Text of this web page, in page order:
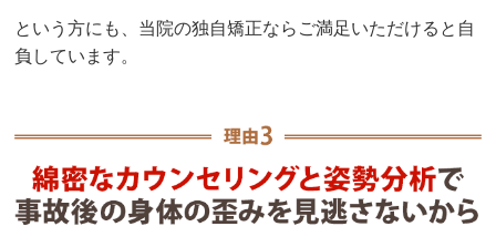
という方にも、当院の独自矯正ならご満足いただけると自
負しています。